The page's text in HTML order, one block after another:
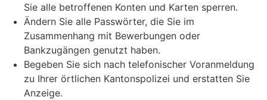
Sie alle betroffenen Konten und Karten sperren.
Ändern Sie alle Passwörter, die Sie im
Zusammenhang mit Bewerbungen oder
Bankzugängen genutzt haben.
Begeben Sie sich nach telefonischer Voranmeldung
zu Ihrer örtlichen Kantonspolizei und erstatten Sie
Anzeige.